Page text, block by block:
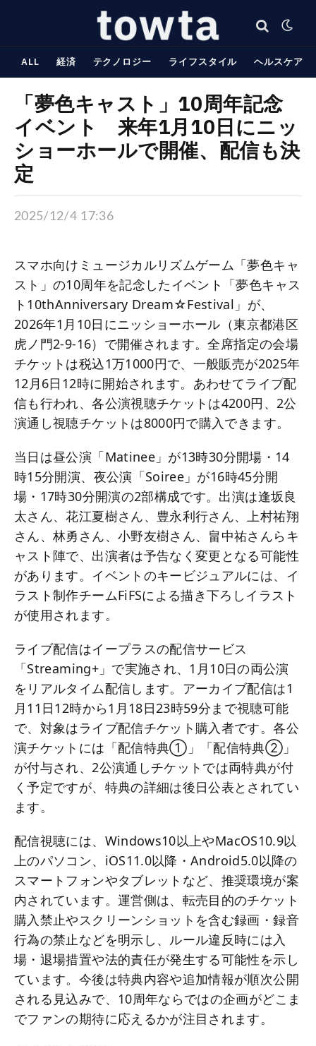
ALL 経済 テクノロジー ライフスタイル ヘルスケア
「夢色キャスト」10周年記念
イベント 来年1月10日にニッ
ショーホールで開催、配信も決
定
2025/12/4 17:36
スマホ向けミュージカルリズムゲーム「夢色キャ
スト」の10周年を記念したイベント「夢色キャス
ト10thAnniversary Dream☆Festival」が、
2026年1月10日にニッショーホール（東京都港区
虎ノ門2-9-16）で開催されます。全席指定の会場
チケットは税込1万1000円で、一般販売が2025年
12月6日12時に開始されます。あわせてライブ配
信も行われ、各公演視聴チケットは4200円、2公
演通し視聴チケットは8000円で購入できます。
当日は昼公演「Matinee」が13時30分開場・14
時15分開演、夜公演「Soiree」が16時45分開
場・17時30分開演の2部構成です。出演は逢坂良
太さん、花江夏樹さん、豊永利行さん、上村祐翔
さん、林勇さん、小野友樹さん、畠中祐さんらキ
ャスト陣で、出演者は予告なく変更となる可能性
があります。イベントのキービジュアルには、イ
ラスト制作チームFiFSによる描き下ろしイラスト
が使用されます。
ライブ配信はイープラスの配信サービス
「Streaming+」で実施され、1月10日の両公演
をリアルタイム配信します。アーカイブ配信は1
月11日12時から1月18日23時59分まで視聴可能
で、対象はライブ配信チケット購入者です。各公
演チケットには「配信特典①」「配信特典②」
が付与され、2公演通しチケットでは両特典が付
く予定ですが、特典の詳細は後日公表とされてい
ます。
配信視聴には、Windows10以上やMacOS10.9以
上のパソコン、iOS11.0以降・Android5.0以降の
スマートフォンやタブレットなど、推奨環境が案
内されています。運営側は、転売目的のチケット
購入禁止やスクリーンショットを含む録画・録音
行為の禁止などを明示し、ルール違反時には入
場・退場措置や法的責任が発生する可能性を示し
ています。今後は特典内容や追加情報が順次公開
される見込みで、10周年ならではの企画がどこま
でファンの期待に応えるかが注目されます。